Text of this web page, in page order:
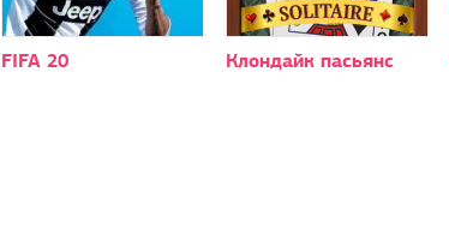
FIFA 20 Клондайк пасьянс